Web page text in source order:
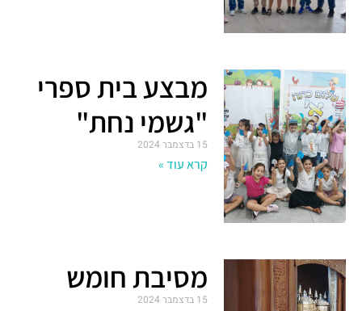
מבצע בית ספרי
"גשמי נחת"
15 בדצמבר 2024
קרא עוד »
מסיבת חומש
15 בדצמבר 2024